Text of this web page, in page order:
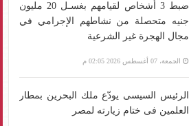
ضبط 3 أشخاص لقيامهم بغسـل 20 مليون
جنيه متحصلة من نشاطهم الإجرامي في
مجال الهجرة غير الشرعية
الجمعة، 07 أغسطس 2026 02:05 م
الرئيس السيسى يودّع ملك البحرين بمطار
العلمين فى ختام زيارته لمصر